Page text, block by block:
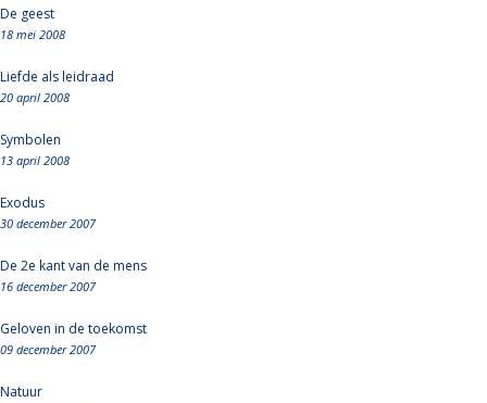
De geest
18 mei 2008
Liefde als leidraad
20 april 2008
Symbolen
13 april 2008
Exodus
30 december 2007
De 2e kant van de mens
16 december 2007
Geloven in de toekomst
09 december 2007
Natuur